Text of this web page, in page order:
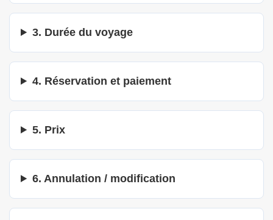
3. Durée du voyage
4. Réservation et paiement
5. Prix
6. Annulation / modification